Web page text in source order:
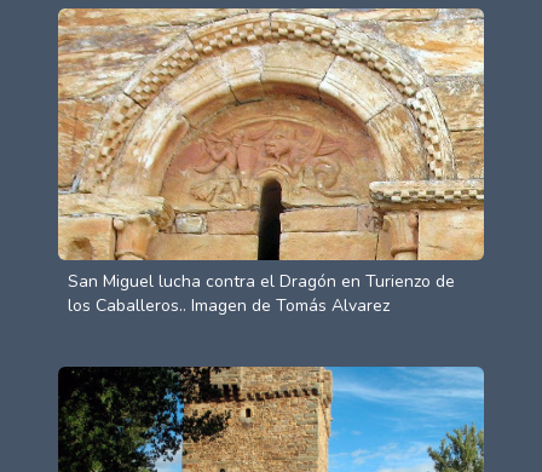
San Miguel lucha contra el Dragón en Turienzo de
los Caballeros.. Imagen de Tomás Alvarez